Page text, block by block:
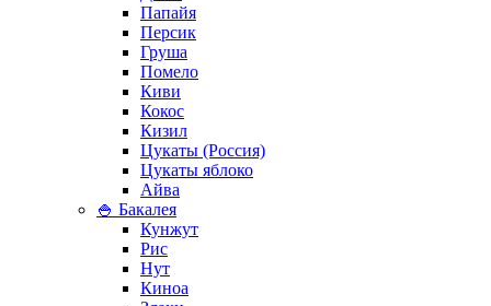
Папайя
Персик
Груша
Помело
Киви
Кокос
Кизил
Цукаты (Россия)
Цукаты яблоко
Айва
🍚 Бакалея
Кунжут
Рис
Нут
Киноа